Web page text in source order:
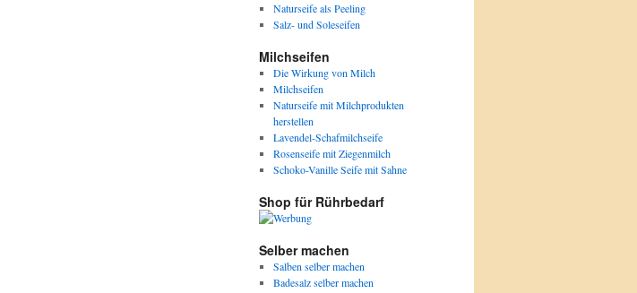
Naturseife als Peeling
Salz- und Soleseifen
Milchseifen
Die Wirkung von Milch
Milchseifen
Naturseife mit Milchprodukten
herstellen
Lavendel-Schafmilchseife
Rosenseife mit Ziegenmilch
Schoko-Vanille Seife mit Sahne
Shop für Rührbedarf
Selber machen
Salben selber machen
Badesalz selber machen